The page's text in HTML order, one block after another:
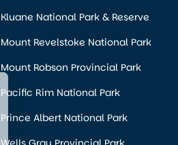
Kluane National Park & Reserve
Mount Revelstoke National Park
Mount Robson Provincial Park
Pacific Rim National Park
Prince Albert National Park